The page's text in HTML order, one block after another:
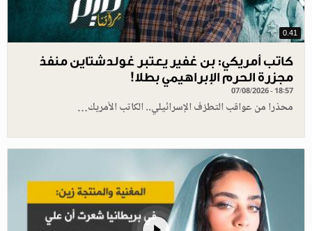
0.41
كاتب أمريكي: بن غفير يعتبر غولدشتاين منفذ
مجزرة الحرم الإبراهيمي بطلا!
07/08/2026 - 18:57
محذرا من عواقب التطرّف الإسرائيلي.. الكاتب الأمريك…